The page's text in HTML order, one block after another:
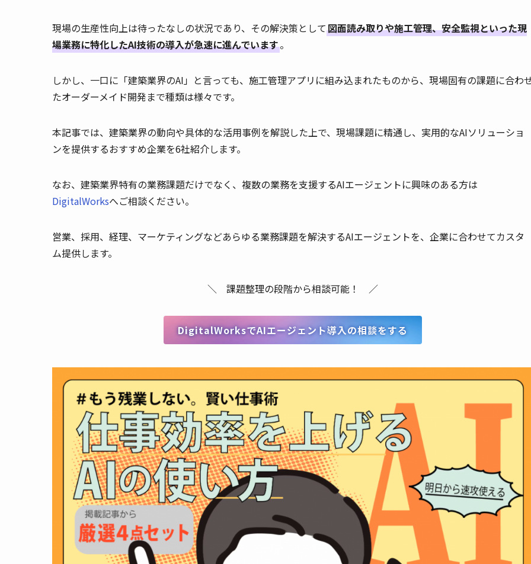
現場の生産性向上は待ったなしの状況であり、その解決策として図面読み取りや施工管理、安全監視といった現
場業務に特化したAI技術の導入が急速に進んでいます。
しかし、一口に「建築業界のAI」と言っても、施工管理アプリに組み込まれたものから、現場固有の課題に合わ
たオーダーメイド開発まで種類は様々です。
本記事では、建築業界の動向や具体的な活用事例を解説した上で、現場課題に精通し、実用的なAIソリューショ
ンを提供するおすすめ企業を6社紹介します。
なお、建築業界特有の業務課題だけでなく、複数の業務を支援するAIエージェントに興味のある方は
DigitalWorksへご相談ください。
営業、採用、経理、マーケティングなどあらゆる業務課題を解決するAIエージェントを、企業に合わせてカスタ
ム提供します。
＼ 課題整理の段階から相談可能！ ／
DigitalWorksでAIエージェント導入の相談をする